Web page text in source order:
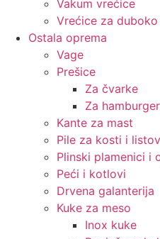
Vakum vrećice
Vrećice za
Ostala oprema
Vage
Prešice
Za čvarke
Za
Kante za mast
Pile za kosti i
Plinski plamenici i
Peći i kotlovi
Drvena galanterija
Kuke za meso
Inox kuke